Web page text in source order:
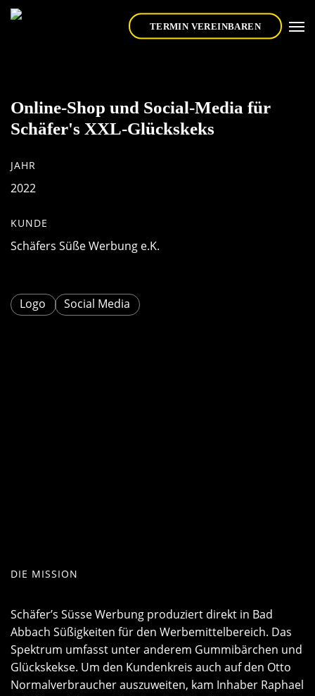
Skip
TERMIN VEREINBAREN
Online-Shop und Social-Media für
Schäfer's XXL-Glückskeks
JAHR
2022
KUNDE
Schäfers Süße Werbung e.K.
Logo Social Media
DIE MISSION
Schäfer’s SüsseWerbung produziert direkt in Bad
Abbach Süßigkeiten für den Werbemittelbereich. Das
Spektrum umfasst unter anderem Gummibärchen und
Glückskekse. Um den Kundenkreis auch auf den Otto
Normalverbraucher auszuweiten, kam Inhaber Raphael